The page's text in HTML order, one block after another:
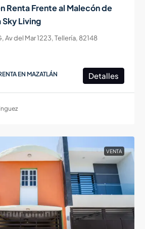
Renta Frente al Malecón de
Sky Living
Av del Mar 1223, Tellería, 82148
EN MAZATLÁN Detalles
VENTA